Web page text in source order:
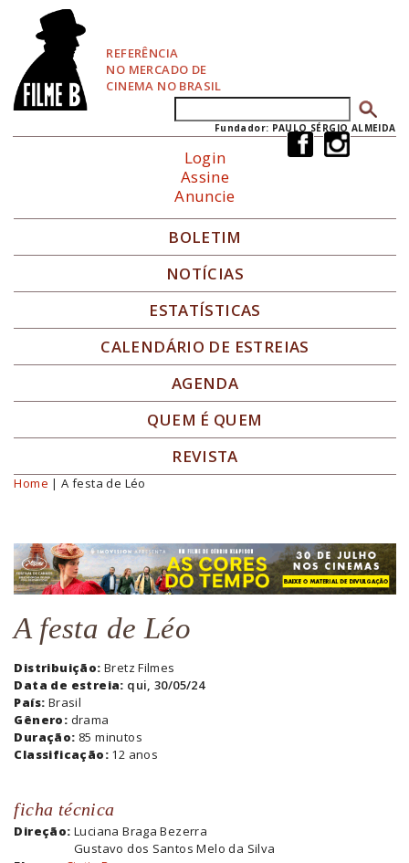
REFERÊNCIA
NO MERCADO DE
CINEMA NO BRASIL
Formulário de busca
Fundador: PAULO SÉRGIO ALMEIDA
Login
Assine
Anuncie
BOLETIM
NOTÍCIAS
ESTATÍSTICAS
CALENDÁRIO DE ESTREIAS
AGENDA
QUEM É QUEM
REVISTA
Você está aqui
Home | A festa de Léo
A festa de Léo
Distribuição: Bretz Filmes
Data de estreia: qui, 30/05/24
País: Brasil
Gênero: drama
Duração: 85 minutos
Classificação: 12 anos
ficha técnica
Direção: Luciana Braga Bezerra
Gustavo dos Santos Melo da Silva